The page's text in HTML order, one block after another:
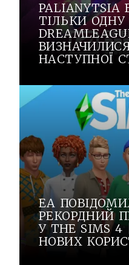
ТІЛЬКИ
НАСТУПНОЇ
EA
РЕКОРДНИЙ
У THE SIMS
НОВИХ